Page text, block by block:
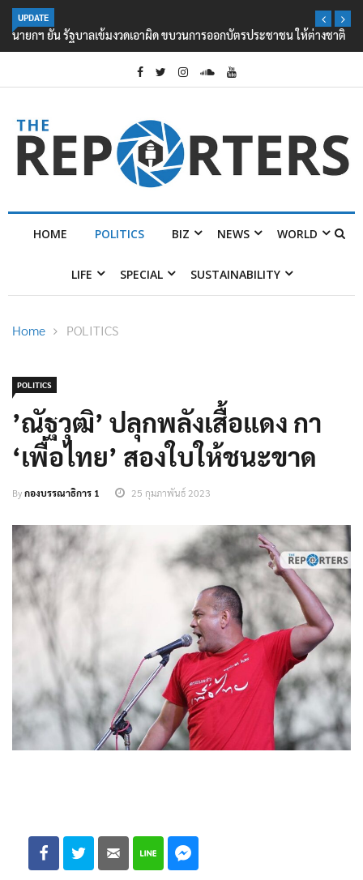
UPDATE
นายกฯ ยัน รัฐบาลเข้มงวดเอาผิด ขบวนการออกบัตรประชาชน ให้ต่างชาติ
HOME POLITICS BIZ NEWS WORLD
LIFE SPECIAL SUSTAINABILITY
Home POLITICS
POLITICS
’ณัฐวุฒิ’ ปลุกพลังเสื้อแดง กา
‘เพื่อไทย’ สองใบให้ชนะขาด
Byกองบรรณาธิการ 1 25 กุมภาพันธ์ 2023